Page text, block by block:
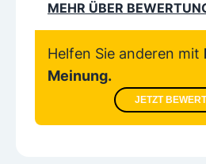
MEHR ÜBER
Helfen Sie anderen mit
Meinung.
JETZT